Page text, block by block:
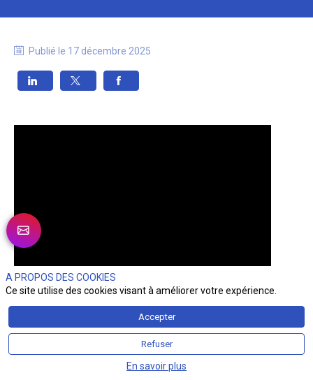
Publié le 17 décembre 2025
A PROPOS DES COOKIES
Ce site utilise des cookies visant à améliorer votre expérience.
Accepter
Refuser
En savoir plus